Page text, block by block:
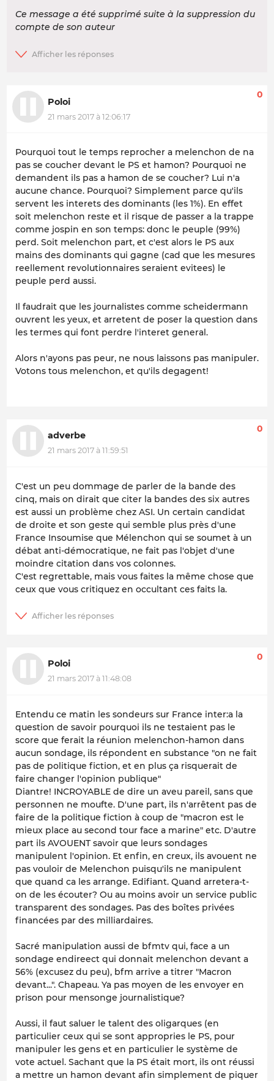
Ce message a été supprimé suite à la suppression du
compte de son auteur
Poloi
21 mars 2017 à 12:06:17
0
Pourquoi tout le temps reprocher a melenchon de na
pas se coucher devant le PS et hamon? Pourquoi ne
demandent ils pas a hamon de se coucher? Lui n'a
aucune chance. Pourquoi? Simplement parce qu'ils
servent les interets des dominants (les 1%). En effet
soit melenchon reste et il risque de passer a la trappe
comme jospin en son temps: donc le peuple (99%)
perd. Soit melenchon part, et c'est alors le PS aux
mains des dominants qui gagne (cad que les mesures
reellement revolutionnaires seraient evitees) le
peuple perd aussi.
Il faudrait que les journalistes comme scheidermann
ouvrent les yeux, et arretent de poser la question dans
les termes qui font perdre l'interet general.
Alors n'ayons pas peur, ne nous laissons pas manipuler.
Votons tous melenchon, et qu'ils degagent!
adverbe
21 mars 2017 à 11:59:51
0
C'est un peu dommage de parler de la bande des
cinq, mais on dirait que citer la bandes des six autres
est aussi un problème chez ASI. Un certain candidat
de droite et son geste qui semble plus près d'une
France Insoumise que Mélenchon qui se soumet à un
débat anti-démocratique, ne fait pas l'objet d'une
moindre citation dans vos colonnes.
C'est regrettable, mais vous faites la même chose que
ceux que vous critiquez en occultant ces faits la.
Poloi
21 mars 2017 à 11:48:08
0
Entendu ce matin les sondeurs sur France inter:a la
question de savoir pourquoi ils ne testaient pas le
score que ferait la réunion melenchon-hamon dans
aucun sondage, ils répondent en substance "on ne fait
pas de politique fiction, et en plus ça risquerait de
faire changer l'opinion publique"
Diantre! INCROYABLE de dire un aveu pareil, sans que
personnen ne moufte. D'une part, ils n'arrêtent pas de
faire de la politique fiction à coup de "macron est le
mieux place au second tour face a marine" etc. D'autre
part ils AVOUENT savoir que leurs sondages
manipulent l'opinion. Et enfin, en creux, ils avouent ne
pas vouloir de Melenchon puisqu'ils ne manipulent
que quand ca les arrange. Edifiant. Quand arretera-t-
on de les écouter? Ou au moins avoir un service public
transparent des sondages. Pas des boîtes privées
financées par des milliardaires.
Sacré manipulation aussi de bfmtv qui, face a un
sondage endireect qui donnait melenchon devant a
56% (excusez du peu), bfm arrive a titrer "Macron
devant...". Chapeau. Ya pas moyen de les envoyer en
prison pour mensonge journalistique?
Aussi, il faut saluer le talent des oligarques (en
particulier ceux qui se sont appropries le PS, pour
manipuler les gens et en particulier le système de
vote actuel. Sachant que la PS était mort, ils ont réussi
a mettre un hamon devant afin simplement de piquer